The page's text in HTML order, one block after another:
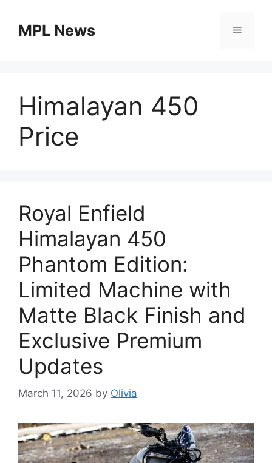
contentMPL News Menu
Himalayan 450
Price
Royal Enfield
Himalayan 450
Phantom Edition:
Limited Machine with
Matte Black Finish and
Exclusive Premium
Updates
March 11, 2026 by Olivia